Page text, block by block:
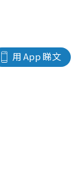
用 App 睇文